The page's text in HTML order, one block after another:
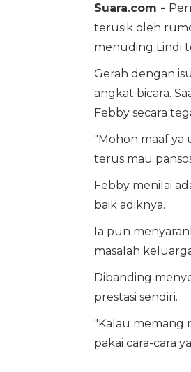
Suara.com -
terusik oleh
menuding Lindi
Gerah dengan
angkat bicara.
Febby secara
"Mohon maaf
terus mau
Febby menilai
baik adiknya.
Ia pun
masalah
Dibanding
prestasi sendiri.
"Kalau memang
pakai cara-cara